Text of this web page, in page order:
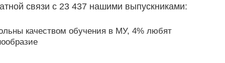
связи с 23 437 нашими выпускниками:
качеством обучения в МУ, 4% любят